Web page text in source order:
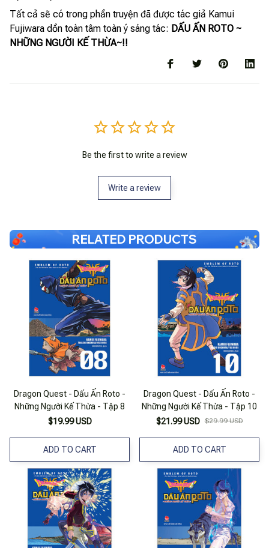
Tất cả sẽ có trong phần truyện đã được tác giả Kamui
Fujiwara dồn toàn tâm toàn ý sáng tác: DẤU ẤN ROTO ~
NHỮNG NGƯỜI KẾ THỪA~!!
Be the first to write a review
Write a review
RELATED PRODUCTS
Dragon Quest - Dấu Ấn Roto -
Những Người Kế Thừa - Tập 8
$19.99 USD
ADD TO CART
Dragon Quest - Dấu Ấn Roto -
Những Người Kế Thừa - Tập 10
$21.99 USD $29.99 USD
ADD TO CART